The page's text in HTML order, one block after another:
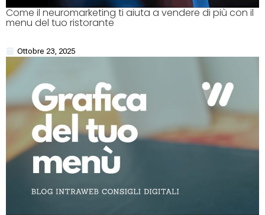
Come il neuromarketing ti aiuta a vendere di più con il
menu del tuo ristorante
Ottobre 23, 2025